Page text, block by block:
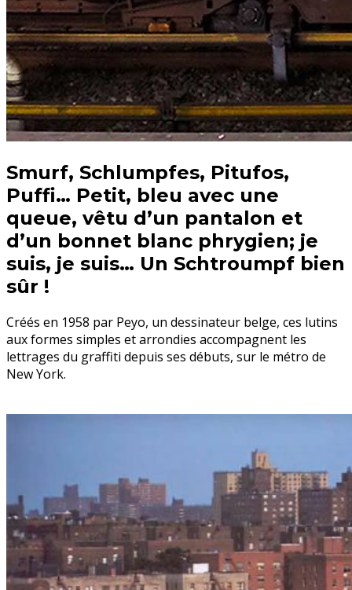
Smurf, Schlumpfes, Pitufos,
Puffi… Petit, bleu avec une
queue, vêtu d’un pantalon et
d’un bonnet blanc phrygien; je
suis, je suis… Un Schtroumpf bien
sûr !
Créés en 1958 par Peyo, un dessinateur belge, ces lutins
aux formes simples et arrondies accompagnent les
lettrages du graffiti depuis ses débuts, sur le métro de
New York.